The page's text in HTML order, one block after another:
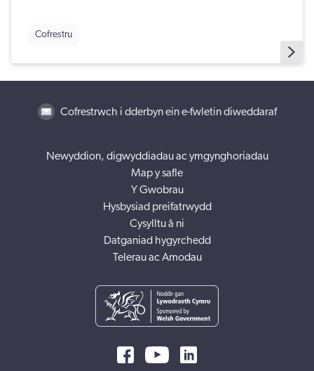
Cofrestru
Cofrestrwch i dderbyn ein e-fwletin diweddaraf
Newyddion, digwyddiadau ac ymgynghoriadau
Map y safle
Y Gwobrau
Hysbysiad preifatrwydd
Cysylltu â ni
Datganiad hygyrchedd
Telerau ac Amodau